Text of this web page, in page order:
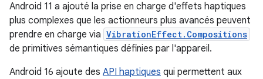
Android 11 a ajouté la prise en charge d'effets haptiques
plus complexes que les actionneurs plus avancés peuvent
prendre en charge via VibrationEffect.Compositions
de primitives sémantiques définies par l'appareil.
Android 16 ajoute des API haptiques qui permettent aux